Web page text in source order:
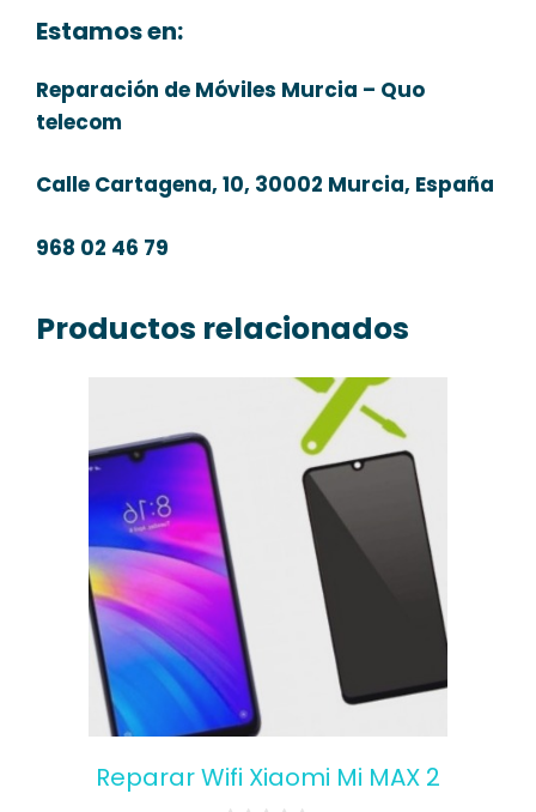
Estamos en:
Reparación de Móviles Murcia – Quo
telecom
Calle Cartagena, 10, 30002 Murcia, España
968 02 46 79
Productos relacionados
Reparar Wifi Xiaomi Mi MAX 2